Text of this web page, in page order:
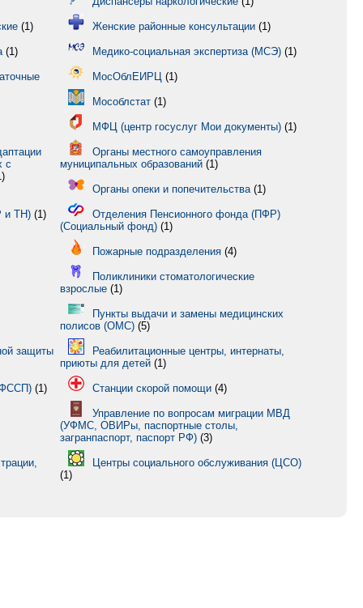
(1) Женские районные консультации (1)
(1) Медико-социальная экспертиза (МСЭ) (1)
МосОблЕИРЦ (1)
Мособлстат (1)
МФЦ (центр госуслуг Мои документы) (1)
с
Органы местного самоуправления
муниципальных образований (1)
Органы опеки и попечительства(1)
и ТН) (1)
Отделения Пенсионного фонда (ПФР)
(Социальный фонд) (1)
Пожарные подразделения (4)
Поликлиники стоматологические
взрослые (1)
Пункты выдачи и замены медицинских
полисов (ОМС) (5)
защиты
Реабилитационные центры, интернаты,
приюты для детей (1)
(1) Станции скорой помощи (4)
Управление по вопросам миграции МВД
(УФМС, ОВИРы, паспортные столы,
загранпаспорт, паспорт РФ) (3)
Центры социального обслуживания (ЦСО)
(1)